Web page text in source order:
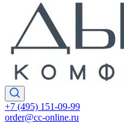
+7 (495) 151-09-99
order@cc-online.ru